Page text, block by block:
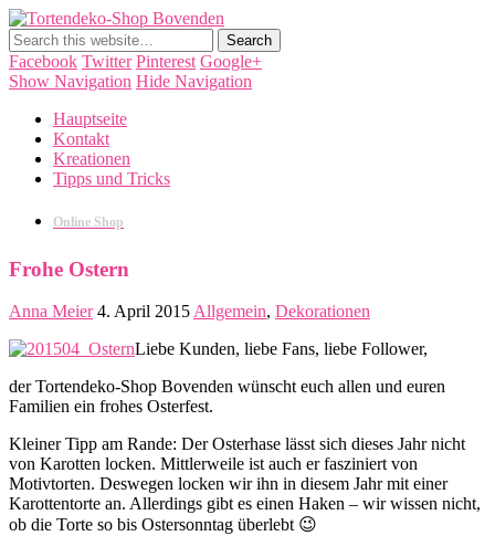
Tortendekorationen, Cake Pops, Macarons, Back-Workshops
Facebook Twitter Pinterest Google+
Show Navigation Hide Navigation
Hauptseite
Kontakt
Kreationen
Tipps und Tricks
Online Shop
Frohe Ostern
Anna Meier 4. April 2015Allgemein, Dekorationen
Liebe Kunden, liebe Fans, liebe Follower,
der Tortendeko-Shop Bovenden wünscht euch allen und euren
Familien ein frohes Osterfest.
Kleiner Tipp am Rande: Der Osterhase lässt sich dieses Jahr nicht
von Karotten locken. Mittlerweile ist auch er fasziniert von
Motivtorten. Deswegen locken wir ihn in diesem Jahr mit einer
Karottentorte an. Allerdings gibt es einen Haken – wir wissen nicht,
ob die Torte so bis Ostersonntag überlebt 😉